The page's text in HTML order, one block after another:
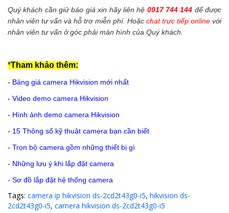
Quý khách cần giử báo giá xin hãy liên hệ 0917 744 144 để được
nhân viên tư vấn và hỗ trợ miễn phí. Hoặc chat trực tiếp onlinevới
nhân viên tư vấn ở góc phải màn hình của Quý khách.
*Tham khảo thêm:
- Bảng giá camera Hikvision mới nhất
- Video demo camera Hikvision
- Hình ảnh demo camera Hikvision
- 15 Thông số kỹ thuật camera bạn cần biết
- Trọn bộ camera gồm những thiết bị gì
- Những lưu ý khi lắp đặt camera
- Sơ đồ lắp đặt hệ thống camera
Tags: camera ip hikvision ds-2cd2t43g0-i5, hikvision ds-
2cd2t43g0-i5, camera hikvision ds-2cd2t43g0-i5